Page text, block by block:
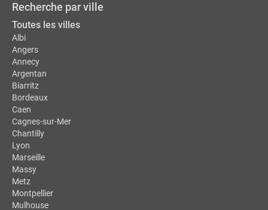
Recherche par ville
Toutes les villes
Albi
Angers
Annecy
Argentan
Biarritz
Bordeaux
Caen
Cagnes-sur-Mer
Chantilly
Lyon
Marseille
Massy
Metz
Montpellier
Mulhouse